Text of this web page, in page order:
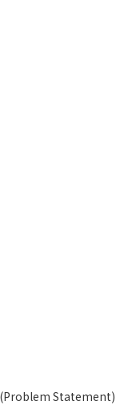
(Problem Statement)